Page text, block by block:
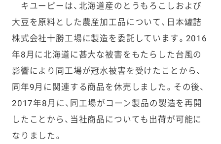
キユーピーは、北海道産のとうもろこしおよび
大豆を原料とした農産加工品について、日本罐詰
株式会社十勝工場に製造を委託しています。2016
年8月に北海道に甚大な被害をもたらした台風の
影響により同工場が冠水被害を受けたことから、
同年9月に関連する商品を休売しました。その後、
2017年8月に、同工場がコーン製品の製造を再開
したことから、当社商品についても出荷が可能に
なりました。